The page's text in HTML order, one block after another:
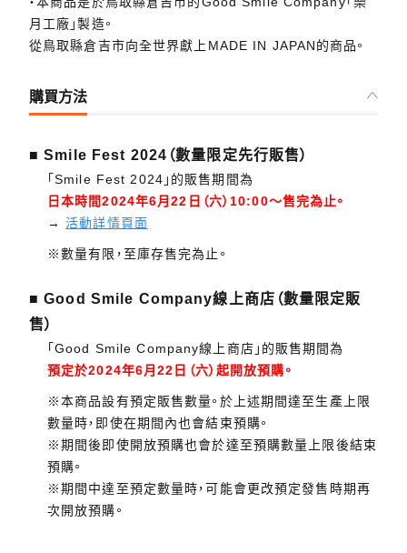
月工廠」製造。
從鳥取縣倉吉市向全世界獻上MADE IN JAPAN的商品。
購買方法
■ Smile Fest 2024（數量限定先行販售）
「Smile Fest 2024」的販售期間為
日本時間2024年6月22日（六）10:00～售完為止。
→活動詳情頁面
※數量有限，至庫存售完為止。
■ Good Smile Company線上商店（數量限定販
售）
「Good Smile Company線上商店」的販售期間為
預定於2024年6月22日（六）起開放預購。
※本商品設有預定販售數量。於上述期間達至生產上限
數量時，即使在期間內也會結束預購。
※期間後即使開放預購也會於達至預購數量上限後結束
預購。
※期間中達至預定數量時，可能會更改預定發售時期再
次開放預購。